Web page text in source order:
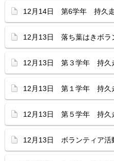
12月14日 第6学年 持久
12月13日 落ち葉はきボ
12月13日 第３学年 持久
12月13日 第１学年 持久
12月13日 第５学年 持久
12月13日 ボランティア活